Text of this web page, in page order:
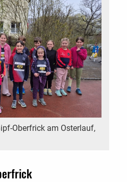
Oberfrick am Osterlauf,